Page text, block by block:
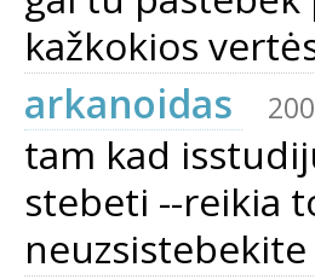
kažkokios
arkanoidas
tam kad
stebeti --reikia
neuzsistebekite